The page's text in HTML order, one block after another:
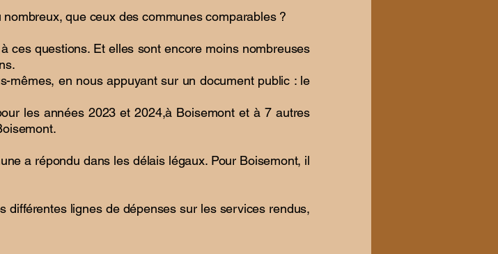
que ceux des communes comparables ?
ces questions. Et elles sont encore moins nombreuses
mêmes, en nous appuyant sur un document public : le
les années 2023 et 2024,à Boisemont et à 7 autres
a répondu dans les délais légaux. Pour Boisemont, il
différentes lignes de dépenses sur les services rendus,